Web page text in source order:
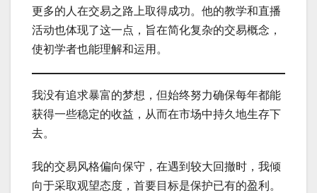
更多的人在交易之路上取得成功。他的教学和直播
活动也体现了这一点，旨在简化复杂的交易概念，
使初学者也能理解和运用。
我没有追求暴富的梦想，但始终努力确保每年都能
获得一些稳定的收益，从而在市场中持久地生存下
去。
我的交易风格偏向保守，在遇到较大回撤时，我倾
向于采取观望态度，首要目标是保护已有的盈利。